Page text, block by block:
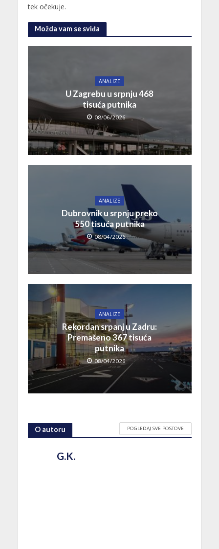
tek očekuje.
Možda vam se sviđa
ANALIZE
U Zagrebu u srpnju 468
tisuća putnika
08/06/2026
ANALIZE
Dubrovnik u srpnju preko
550 tisuća putnika
08/04/2026
ANALIZE
Rekordan srpanj u Zadru:
Premašeno 367 tisuća
putnika
08/04/2026
O autoru POGLEDAJ SVE POSTOVE
G.K.